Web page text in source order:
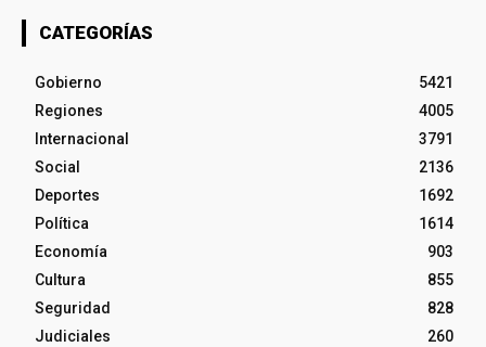
CATEGORÍAS
Gobierno
5421
Regiones
4005
Internacional
3791
Social
2136
Deportes
1692
Política
1614
Economía
903
Cultura
855
Seguridad
828
Judiciales
260